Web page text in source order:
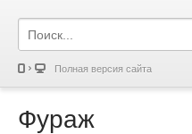
Полная версия сайта
Фураж